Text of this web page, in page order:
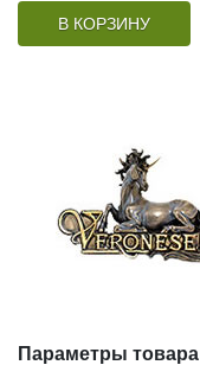
В КОРЗИНУ
Параметры товара